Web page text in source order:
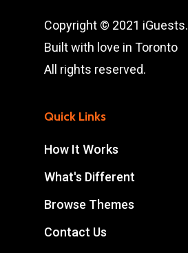
Copyright © 2021 iGuests.
Built with love in Toronto
All rights reserved.
Quick Links
How It Works
What's Different
Browse Themes
Contact Us